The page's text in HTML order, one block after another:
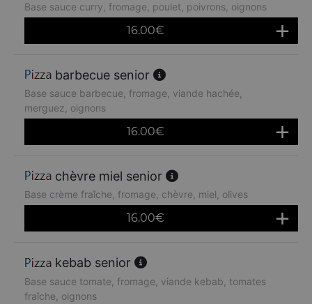
Base sauce curry, fromage, poulet, poivrons, oignons
16.00€
barbecue senior
Base sauce barbecue, fromage, viande hachée,
merguez, oignons
16.00€
chèvre miel senior
Base crème fraîche, fromage, chèvre, miel, olives
16.00€
kebab senior
Base sauce tomate, fromage, viande kebab, tomates
fraîche, oignons